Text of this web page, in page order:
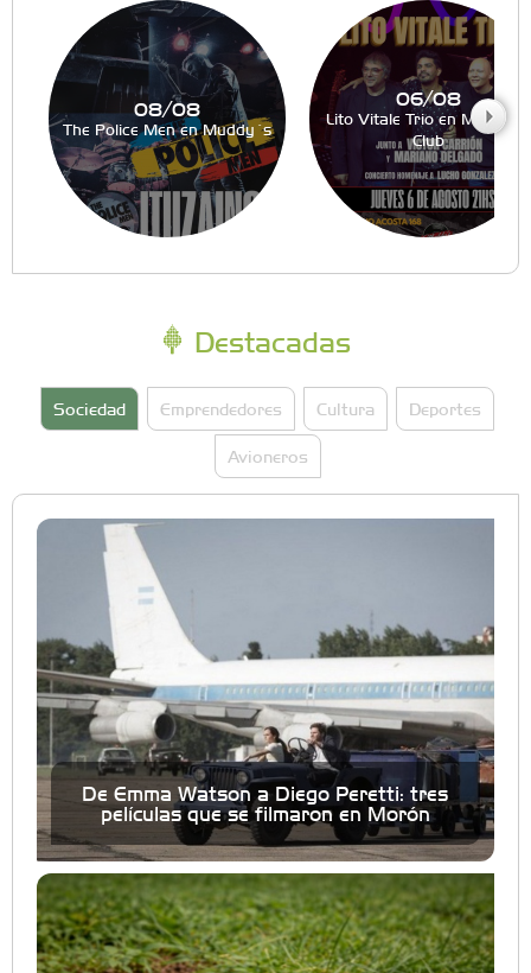
08/08
The Police Men en Muddy´s
06/08
Lito Vitale Trio en Muddy´s
Club
Destacadas
Sociedad Emprendedores Cultura Deportes
Avioneros
De Emma Watson a Diego Peretti: tres
películas que se filmaron en Morón